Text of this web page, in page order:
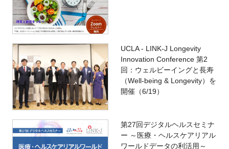
UCLA - LINK-J Longevity
Innovation Conference 第2
回：ウェルビーイングと長寿
（Well-being & Longevity）を
開催（6/19）
第27回デジタルヘルスセミナ
ー ～医療・ヘルスケアリアル
ワールドデータの利活用～